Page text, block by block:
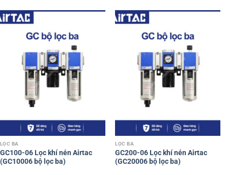
LỌC BA
GC100-06 Lọc khí nén Airtac
(GC10006 bộ lọc ba)
LỌC BA
GC200-06 Lọc khí nén Airtac
(GC20006 bộ lọc ba)